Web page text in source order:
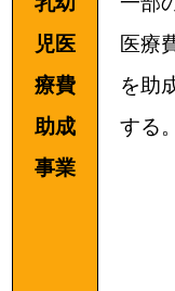
児医
療費
助成
事業
医療
を助
する。